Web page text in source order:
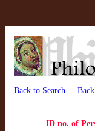
Back to Search
ID no. of